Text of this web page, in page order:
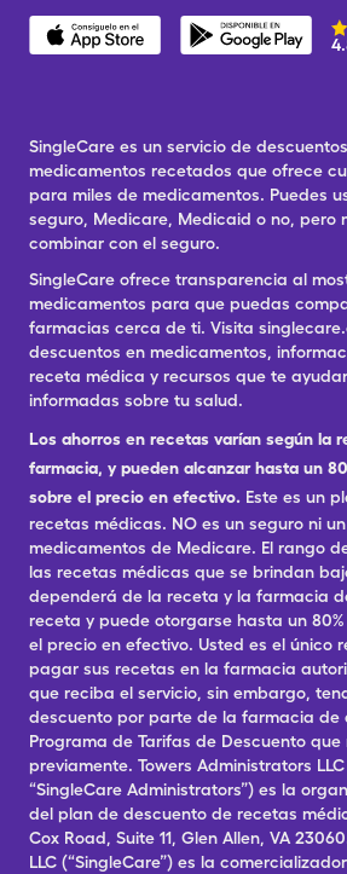
SingleCare es un servicio de
medicamentos recetados que ofrece
para miles de medicamentos. Puedes
seguro, Medicare, Medicaid o no, pero
combinar con el seguro.
SingleCare ofrece transparencia al
medicamentos para que puedas
farmacias cerca de ti. Visita
descuentos en medicamentos,
receta médica y recursos que te
informadas sobre tu salud.
Los ahorros en recetas varían según la
farmacia, y pueden alcanzar hasta un
sobre el precio en efectivo. Este es un
recetas médicas. NO es un seguro ni
medicamentos de Medicare. El rango
las recetas médicas que se brindan
dependerá de la receta y la farmacia
receta y puede otorgarse hasta un
el precio en efectivo. Usted es el único
pagar sus recetas en la farmacia
que reciba el servicio, sin embargo,
descuento por parte de la farmacia de
Programa de Tarifas de Descuento que
previamente. Towers Administrators
“SingleCare Administrators”) es la
del plan de descuento de recetas
Cox Road, Suite 11, Glen Allen, VA
LLC (“SingleCare”) es la